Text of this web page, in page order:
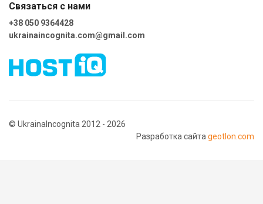
Связаться с нами
+38 050 9364428
ukrainaincognita.com@gmail.com
© UkrainaIncognita 2012 - 2026
Разработка сайта geotlon.com